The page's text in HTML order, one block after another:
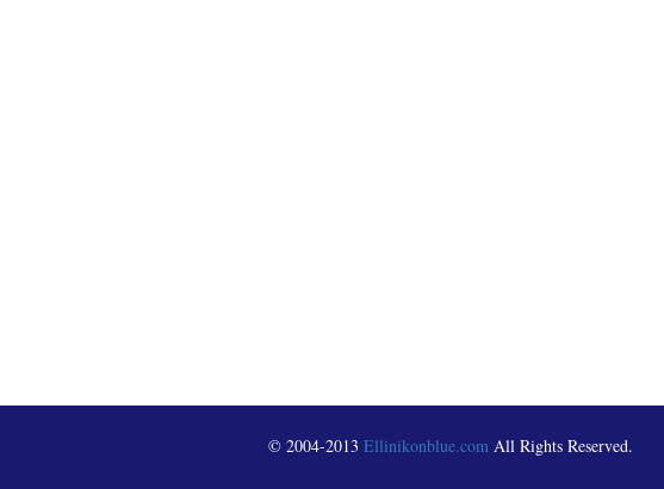
© 2004-2013 Ellinikonblue.com All Rights Reserved.